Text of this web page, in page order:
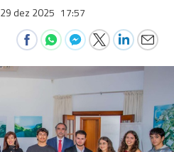
29 dez 2025 17:57